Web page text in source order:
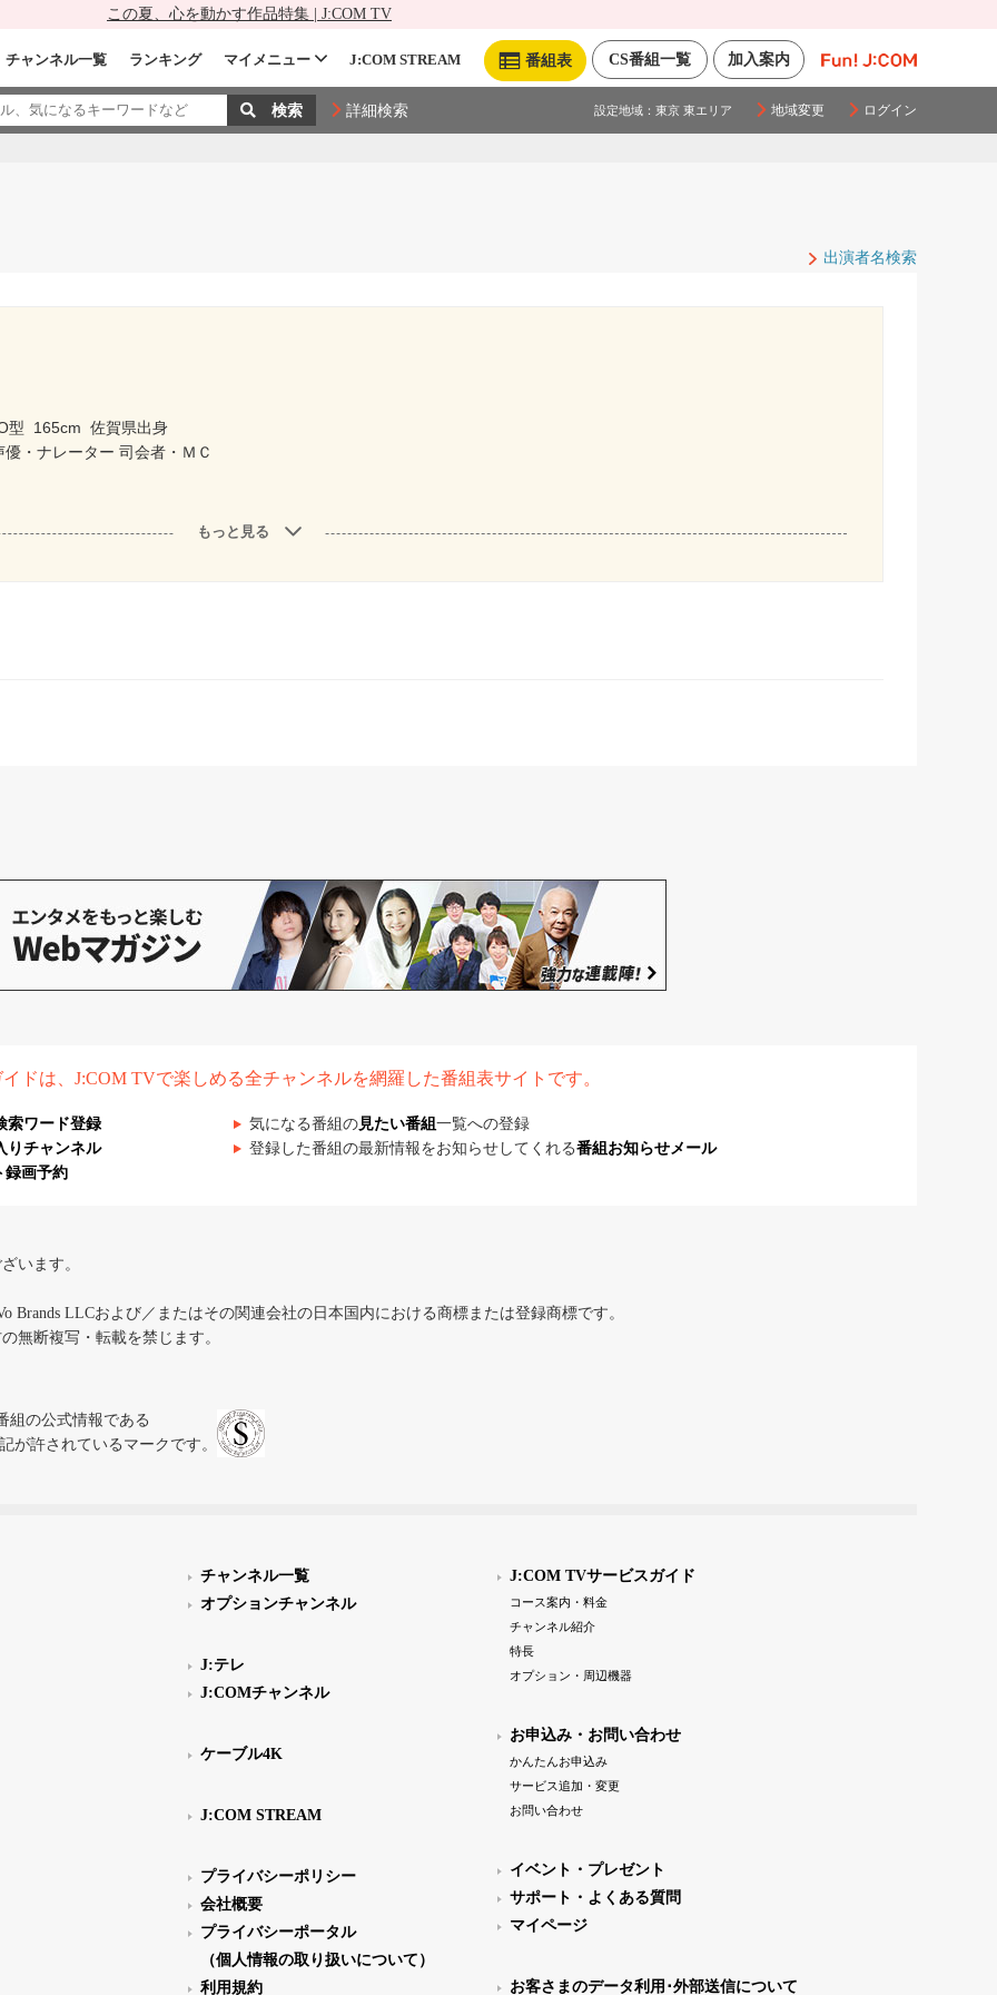
この夏、心を動かす作品特集 | J:COM TV
加入案内
CS番組一覧
番組表
チャンネル一覧 ランキング マイメニュー J:COM STREAM
詳細検索 設定地域： 東京 東エリア 地域変更 ログイン
出演者名検索
型 165cm 佐賀県出身
・ナレーター 司会者・ＭＣ
もっと見る
ドは、J:COM TVで楽しめる全チャンネルを網羅した番組表サイトです。
索ワード登録 気になる番組の見たい番組 一覧への登録
りチャンネル
登録した番組の最新情報をお知らせしてくれる番組お知らせメール
録画予約
います。
Brands LLCおよび／またはその関連会社の日本国内における商標または登録商標です。
無断複写・転載を禁じます。
組の公式情報である
が許されているマークです。
チャンネル一覧
オプションチャンネル
J:テレ
J:COMチャンネル
ケーブル4K
J:COM STREAM
プライバシーポリシー
会社概要
プライバシーポータル
（個人情報の取り扱いについて）
利用規約
J:COM TVサービスガイド
コース案内・料金
チャンネル紹介
特長
オプション・周辺機器
お申込み・お問い合わせ
かんたんお申込み
サービス追加・変更
お問い合わせ
イベント・プレゼント
サポート・よくある質問
マイページ
お客さまのデータ利用･外部送信について